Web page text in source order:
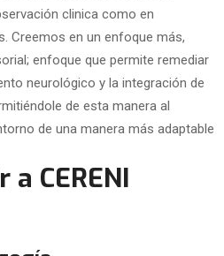
clinica como en
Creemos en un enfoque más,
enfoque que permite remediar
neurológico y la integración de
de esta manera al
de una manera más adaptable
CERENI